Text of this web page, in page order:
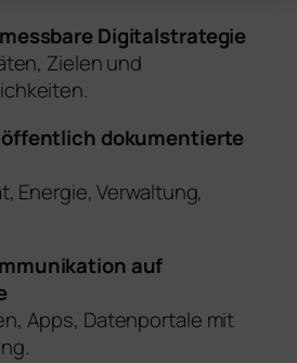
Digitalstrategie
Zielen und
dokumentierte
Energie, Verwaltung,
auf
Apps, Datenportale mit